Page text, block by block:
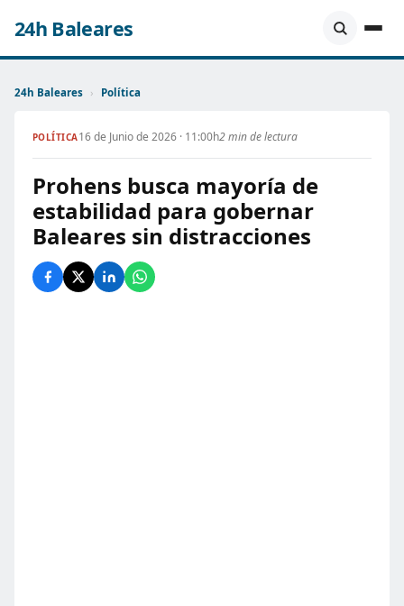
24h Baleares
24h Baleares › Política
POLÍTICA16 de Junio de 2026 · 11:00h2 min de lectura
Prohens busca mayoría de
estabilidad para gobernar
Baleares sin distracciones